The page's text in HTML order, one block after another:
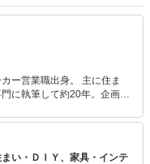
職出身。 主に住ま
に執筆して約20年。企画、
試した主婦として出演。 プ
い・ＤＩＹ、家具・インテ